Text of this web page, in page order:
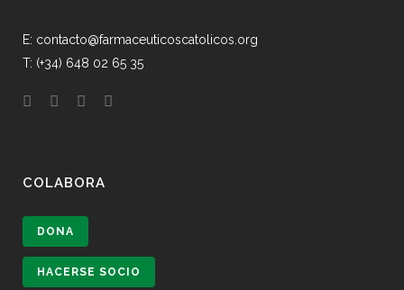
E: contacto@farmaceuticoscatolicos.org
T: (+34) 648 02 65 35
COLABORA
DONA
HACERSE SOCIO